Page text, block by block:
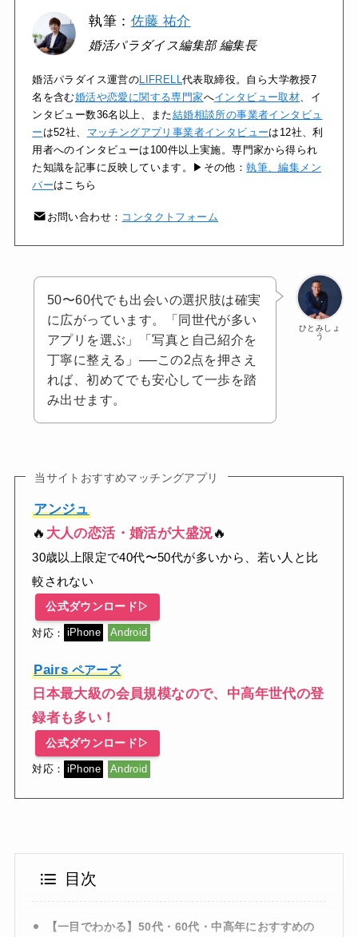
執筆： 佐藤 祐介
婚活パラダイス編集部 編集長
婚活パラダイス運営の LIFRELL代表取締役。自ら大学教授7
名を含む婚活や恋愛に関する専門家へインタビュー取材 、イ
ンタビュー数36名以上、また結婚相談所の事業者インタビュ
ー は52社、 マッチングアプリ事業者インタビューは12社、利
用者へのインタビューは100件以上実施。専門家から得られ
た知識を記事に反映しています。▶その他：執筆、編集メン
バーはこちら
お問い合わせ： コンタクトフォーム
ひとみしょ
う
50〜60代でも出会いの選択肢は確実
に広がっています。「同世代が多い
アプリを選ぶ」「写真と自己紹介を
丁寧に整える」──この2点を押さえ
れば、初めてでも安心して一歩を踏
み出せます。
当サイトおすすめマッチングアプリ
アンジュ
🔥 大人の恋活・婚活が大盛況🔥
30歳以上限定で40代〜50代が多いから、若い人と比
較されない
公式ダウンロード▷
対応： iPhone Android
Pairsペアーズ
日本最大級の会員規模なので、中高年世代の登
録者も多い！
公式ダウンロード▷
対応： iPhone Android
目次
【一目でわかる】50代・60代・中高年におすすめの